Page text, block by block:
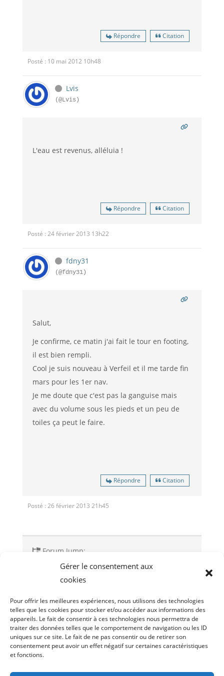
Gérer le consentement aux
cookies
Pour offrir les meilleures expériences, nous utilisons des technologies
telles que les cookies pour stocker et/ou accéder aux informations des
appareils. Le fait de consentir à ces technologies nous permettra de
traiter des données telles que le comportement de navigation ou les ID
uniques sur ce site. Le fait de ne pas consentir ou de retirer son
consentement peut avoir un effet négatif sur certaines caractéristiques
et fonctions.
Répondre Citation
Posté : 10 mai 2012 10h48
Lvis
(@Lvis)
L'eau est revenus, alléluia !
Répondre Citation
Posté : 24 février 2013 13h22
fdny31
(@fdny31)
Salut,
Je confirme, ce matin j'ai fait le tour en footing,
il est bien rempli.
Cool je suis nouveau à Verfeil et il me tarde fin
mars pour les 1er nav.
Je me doute que c'est pas la ganguise mais
avec du volume sous les pieds et un peu de
toiles ça peut le faire.
Répondre Citation
Posté : 26 février 2013 21h45
Forum Jump: